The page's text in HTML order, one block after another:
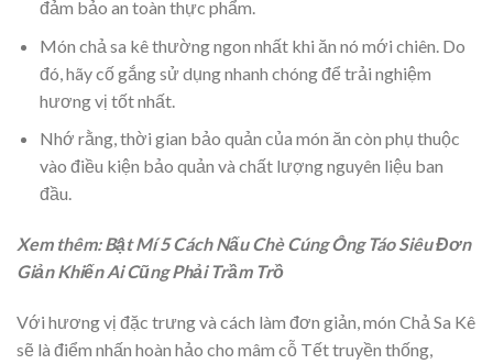
đảm bảo an toàn thực phẩm.
Món chả sa kê thường ngon nhất khi ăn nó mới chiên. Do
đó, hãy cố gắng sử dụng nhanh chóng để trải nghiệm
hương vị tốt nhất.
Nhớ rằng, thời gian bảo quản của món ăn còn phụ thuộc
vào điều kiện bảo quản và chất lượng nguyên liệu ban
đầu.
Xem thêm: Bật Mí 5 Cách Nấu Chè Cúng Ông Táo Siêu Đơn
Giản Khiến Ai Cũng Phải Trầm Trồ
Với hương vị đặc trưng và cách làm đơn giản, món Chả Sa Kê
sẽ là điểm nhấn hoàn hảo cho mâm cỗ Tết truyền thống,